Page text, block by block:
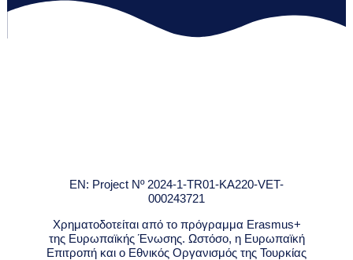
EN: Project Nº 2024-1-TR01-KA220-VET-
000243721
Χρηματοδοτείται από το πρόγραμμα Erasmus+
της Ευρωπαϊκής Ένωσης. Ωστόσο, η Ευρωπαϊκή
Επιτροπή και ο Εθνικός Οργανισμός της Τουρκίας